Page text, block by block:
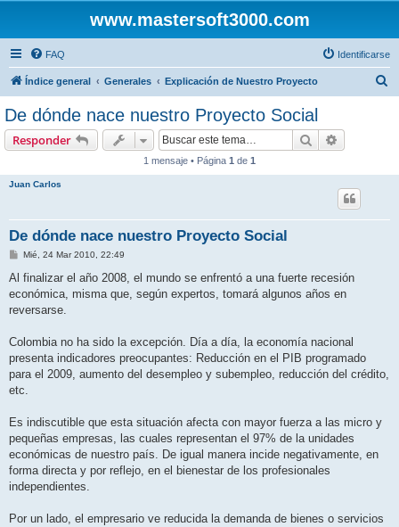
www.mastersoft3000.com
FAQ Identificarse
Índice general Generales Explicación de Nuestro Proyecto
De dónde nace nuestro Proyecto Social
Responder Buscar
1 mensaje • Página 1 de 1
Juan Carlos
De dónde nace nuestro Proyecto Social
M
n
a
j
Mié, 24 Mar 2010, 22:49
Al finalizar el año 2008, el mundo se enfrentó a una fuerte recesión
económica, misma que, según expertos, tomará algunos años en
reversarse.
Colombia no ha sido la excepción. Día a día, la economía nacional
presenta indicadores preocupantes: Reducción en el PIB programado
para el 2009, aumento del desempleo y subempleo, reducción del crédito,
etc.
Es indiscutible que esta situación afecta con mayor fuerza a las micro y
pequeñas empresas, las cuales representan el 97% de la unidades
económicas de nuestro país. De igual manera incide negativamente, en
forma directa y por reflejo, en el bienestar de los profesionales
independientes.
Por un lado, el empresario ve reducida la demanda de bienes o servicios